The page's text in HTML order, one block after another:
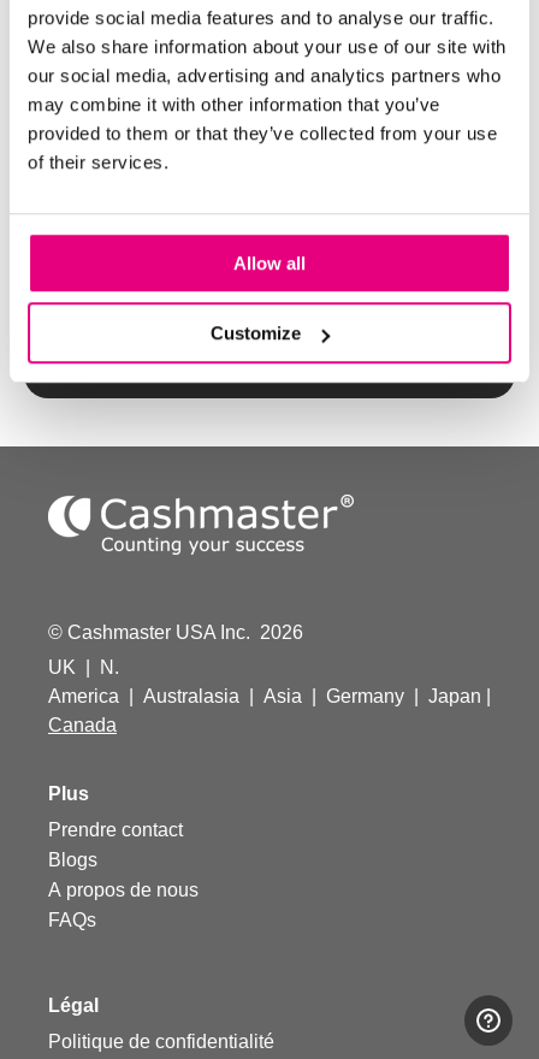
provide social media features and to analyse our traffic.
We also share information about your use of our site with
our social media, advertising and analytics partners who
may combine it with other information that you’ve
provided to them or that they’ve collected from your use
of their services.
Allow all
Customize
Combien de fois chaque caisse est-elle comptée dans
une journée? *
Nombre de préparations de fond de caisse, par jour? *
Combien de fois par semaine préparez-vous des
© Cashmaster USA Inc. 2026
UK
N.
America
Australasia Asia Germany Japan
Canada
Plus
Prendre contact
Blogs
A propos de nous
FAQs
Légal
Politique de confidentialité